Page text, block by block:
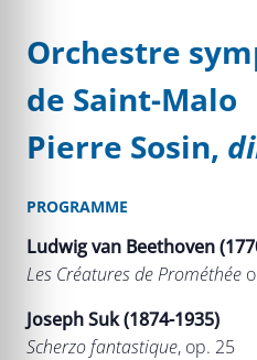
Orchestre
de Saint-Malo
Pierre Sosin,
PROGRAMME
Ludwig van Beethoven
Les Créatures de Prométhée
Joseph Suk (1874-1935)
Scherzo fantastique, op. 25